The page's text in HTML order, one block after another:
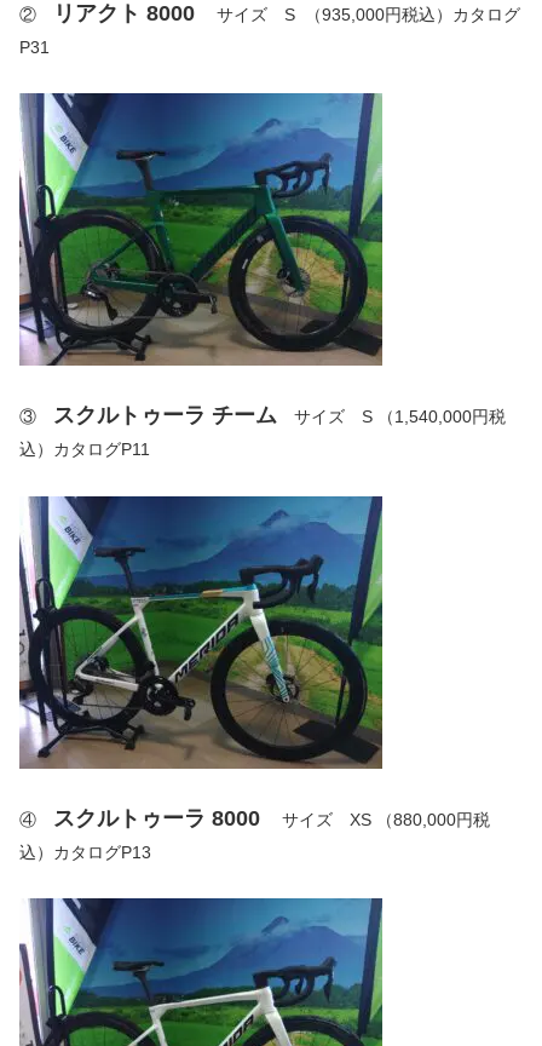
② リアクト 8000 サイズ S （935,000円税込）カタログ
P31
③ スクルトゥーラ チーム サイズ S （1,540,000円税
込）カタログP11
④ スクルトゥーラ 8000 サイズ XS （880,000円税
込）カタログP13